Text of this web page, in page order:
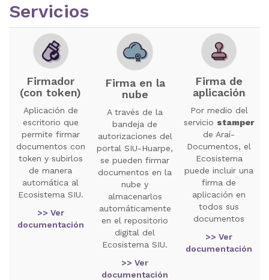
Servicios
Firmador
(con token)
Aplicación de
escritorio que
permite firmar
documentos con
token y subirlos
de manera
automática al
Ecosistema SIU.
>> Ver
documentación
Firma en la
nube
A través de la
bandeja de
autorizaciones del
portal SIU-Huarpe,
se pueden firmar
documentos en la
nube y
almacenarlos
automáticamente
en el repositorio
digital del
Ecosistema SIU.
>> Ver
documentación
Firma de
aplicación
Por medio del
servicio stamper
de Araí-
Documentos, el
Ecosistema
puede incluir una
firma de
aplicación en
todos sus
documentos
>> Ver
documentación